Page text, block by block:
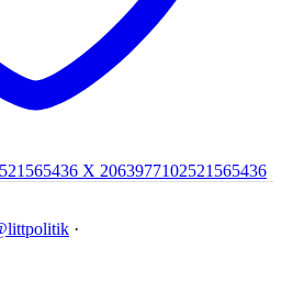
X 2063977102521565436
·